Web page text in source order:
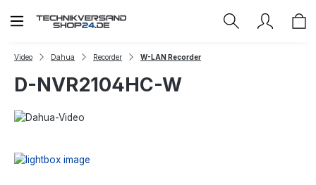
Zum Hauptinhalt springen
Video Dahua Recorder W-LAN Recorder
D-NVR2104HC-W